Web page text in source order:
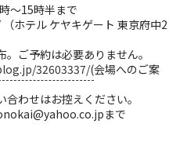
〜15時半まで
（ホテル ケヤキゲート 東京府中2
予約は必要ありません。
32603337/(会場へのご案
せはお控えください。
まで